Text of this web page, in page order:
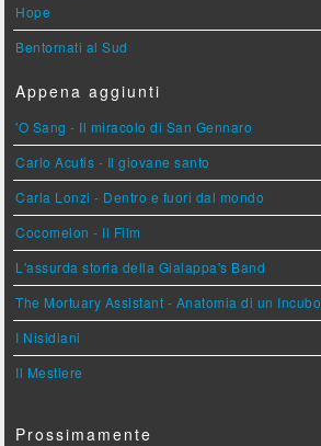
Hope
Bentornati al Sud
Appena aggiunti
'O Sang - Il miracolo di San Gennaro
Carlo Acutis - Il giovane santo
Carla Lonzi - Dentro e fuori dal mondo
Cocomelon - Il Film
L'assurda storia della Gialappa's Band
The Mortuary Assistant - Anatomia di un Incubo
I Nisidiani
Il Mestiere
Prossimamente